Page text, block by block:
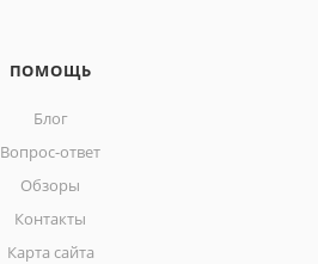
ПОМОЩЬ
Блог
Вопрос-ответ
Обзоры
Контакты
Карта сайта